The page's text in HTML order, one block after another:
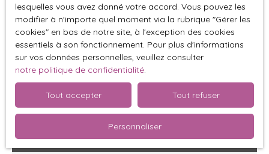
lesquelles vous avez donné votre accord. Vous pouvez les
modifier à n'importe quel moment via la rubrique ″Gérer les
cookies″ en bas de notre site, à l'exception des cookies
essentiels à son fonctionnement. Pour plus d'informations
sur vos données personnelles, veuillez consulter
notre politique de confidentialité.
Tout accepter Tout refuser
Personnaliser